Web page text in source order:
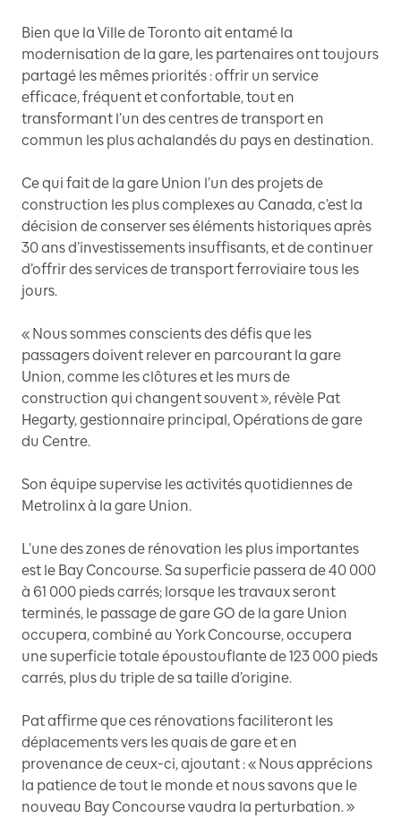
Bien que la Ville de Toronto ait entamé la
modernisation de la gare, les partenaires ont toujours
partagé les mêmes priorités : offrir un service
efficace, fréquent et confortable, tout en
transformant l’un des centres de transport en
commun les plus achalandés du pays en destination.
Ce qui fait de la gare Union l’un des projets de
construction les plus complexes au Canada, c’est la
décision de conserver ses éléments historiques après
30 ans d’investissements insuffisants, et de continuer
d’offrir des services de transport ferroviaire tous les
jours.
« Nous sommes conscients des défis que les
passagers doivent relever en parcourant la gare
Union, comme les clôtures et les murs de
construction qui changent souvent », révèle Pat
Hegarty, gestionnaire principal, Opérations de gare
du Centre.
Son équipe supervise les activités quotidiennes de
Metrolinx à la gare Union.
L’une des zones de rénovation les plus importantes
est le Bay Concourse. Sa superficie passera de 40 000
à 61 000 pieds carrés; lorsque les travaux seront
terminés, le passage de gare GO de la gare Union
occupera, combiné au York Concourse, occupera
une superficie totale époustouflante de 123 000 pieds
carrés, plus du triple de sa taille d’origine.
Pat affirme que ces rénovations faciliteront les
déplacements vers les quais de gare et en
provenance de ceux-ci, ajoutant : « Nous apprécions
la patience de tout le monde et nous savons que le
nouveau Bay Concourse vaudra la perturbation. »